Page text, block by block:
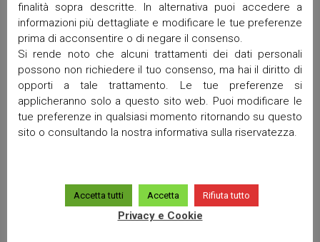
Gennaio 2026
Dicembre 2025
Novembre 2025
Settembre 2025
Maggio 2025
Aprile 2025
Marzo 2025
Dicembre 2024
Ottobre 2024
finalità sopra descritte. In alternativa puoi accedere a
informazioni più dettagliate e modificare le tue preferenze
prima di acconsentire o di negare il consenso.
Si rende noto che alcuni trattamenti dei dati personali
possono non richiedere il tuo consenso, ma hai il diritto di
opporti a tale trattamento. Le tue preferenze si
applicheranno solo a questo sito web. Puoi modificare le
tue preferenze in qualsiasi momento ritornando su questo
sito o consultando la nostra informativa sulla riservatezza.
Accetta tutti Accetta Rifiuta tutto
Privacy e Cookie